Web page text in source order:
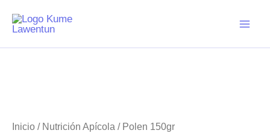
Inicio / Nutrición Apícola / Polen 150gr